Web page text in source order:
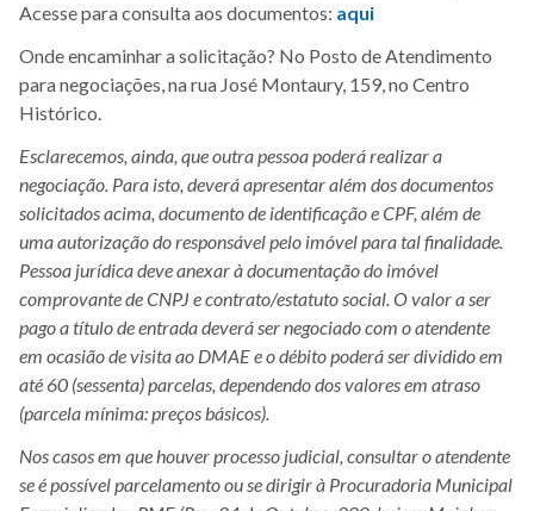
Acesse para consulta aos documentos: aqui
Onde encaminhar a solicitação? No Posto de Atendimento
para negociações, na rua José Montaury, 159, no Centro
Histórico.
Esclarecemos, ainda, que outra pessoa poderá realizar a
negociação. Para isto, deverá apresentar além dos documentos
solicitados acima, documento de identificação e CPF, além de
uma autorização do responsável pelo imóvel para tal finalidade.
Pessoa jurídica deve anexar à documentação do imóvel
comprovante de CNPJ e contrato/estatuto social. O valor a ser
pago a título de entrada deverá ser negociado com o atendente
em ocasião de visita ao DMAE e o débito poderá ser dividido em
até 60 (sessenta) parcelas, dependendo dos valores em atraso
(parcela mínima: preços básicos).
Nos casos em que houver processo judicial, consultar o atendente
se é possível parcelamento ou se dirigir à Procuradoria Municipal